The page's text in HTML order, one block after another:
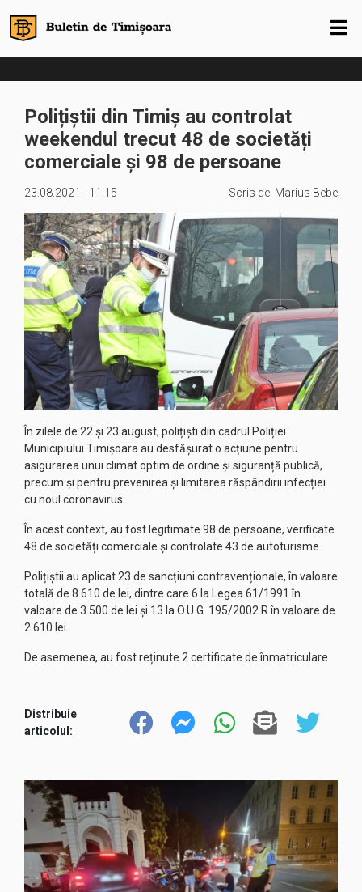
Polițiștii din Timiș au controlat
weekendul trecut 48 de societăți
comerciale și 98 de persoane
23.08.2021 - 11:15 Scris de: Marius Bebe
În zilele de 22 și 23 august, polițiști din cadrul Poliției
Municipiului Timișoara au desfășurat o acțiune pentru
asigurarea unui climat optim de ordine și siguranță publică,
precum și pentru prevenirea și limitarea răspândirii infecției
cu noul coronavirus.
În acest context, au fost legitimate 98 de persoane, verificate
48 de societăți comerciale și controlate 43 de autoturisme.
Polițiștii au aplicat 23 de sancțiuni contravenționale, în valoare
totală de 8.610 de lei, dintre care 6 la Legea 61/1991 în
valoare de 3.500 de lei și 13 la O.U.G. 195/2002 R în valoare de
2.610 lei.
De asemenea, au fost reținute 2 certificate de înmatriculare.
Distribuie
articolul: